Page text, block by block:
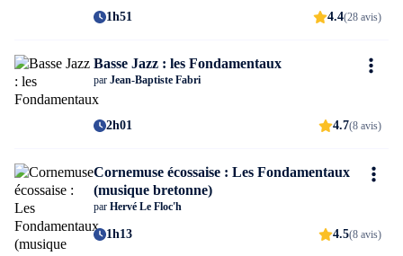
1h51 4.4(28 avis)
Basse Jazz : les Fondamentaux
par Jean-Baptiste Fabri
2h01 4.7(8 avis)
Cornemuse écossaise : Les Fondamentaux
(musique bretonne)
par Hervé Le Floc'h
1h13 4.5(8 avis)